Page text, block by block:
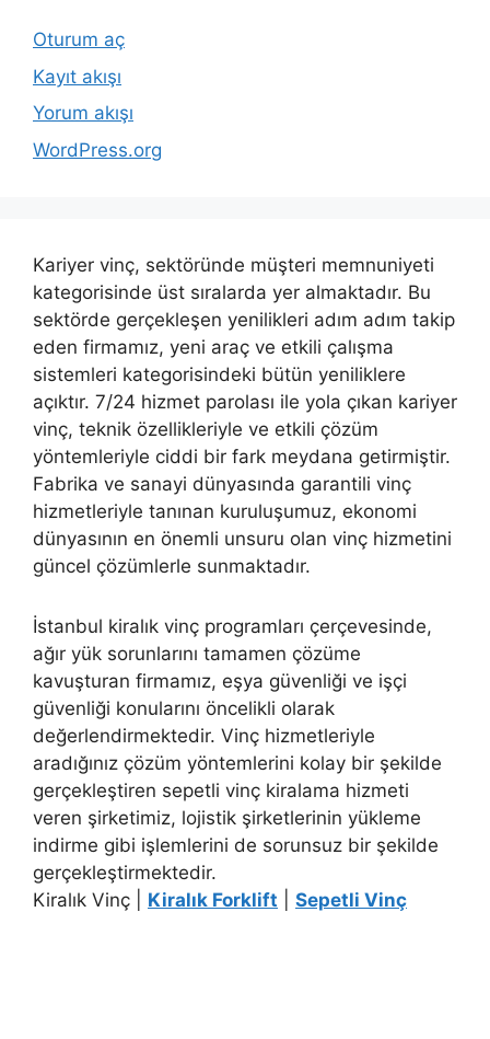
Oturum aç
Kayıt akışı
Yorum akışı
WordPress.org
Kariyer vinç, sektöründe müşteri memnuniyeti
kategorisinde üst sıralarda yer almaktadır. Bu
sektörde gerçekleşen yenilikleri adım adım takip
eden firmamız, yeni araç ve etkili çalışma
sistemleri kategorisindeki bütün yeniliklere
açıktır. 7/24 hizmet parolası ile yola çıkan kariyer
vinç, teknik özellikleriyle ve etkili çözüm
yöntemleriyle ciddi bir fark meydana getirmiştir.
Fabrika ve sanayi dünyasında garantili vinç
hizmetleriyle tanınan kuruluşumuz, ekonomi
dünyasının en önemli unsuru olan vinç hizmetini
güncel çözümlerle sunmaktadır.
İstanbul kiralık vinç programları çerçevesinde,
ağır yük sorunlarını tamamen çözüme
kavuşturan firmamız, eşya güvenliği ve işçi
güvenliği konularını öncelikli olarak
değerlendirmektedir. Vinç hizmetleriyle
aradığınız çözüm yöntemlerini kolay bir şekilde
gerçekleştiren sepetli vinç kiralama hizmeti
veren şirketimiz, lojistik şirketlerinin yükleme
indirme gibi işlemlerini de sorunsuz bir şekilde
gerçekleştirmektedir.
Kiralık Vinç | Kiralık Forklift Sepetli Vinç